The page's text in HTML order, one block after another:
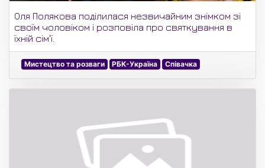
Оля Полякова поділилася незвичайним знімком зі
своїм чоловіком і розповіла про святкування в
їхній сім'ї.
Мистецтво та розваги РБК-Україна Співачка